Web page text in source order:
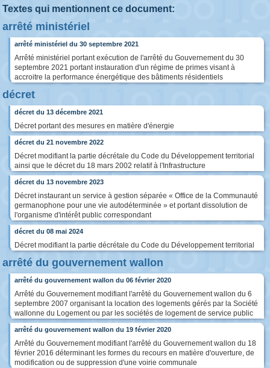
Textes qui mentionnent ce document:
arrêté ministériel
arrêté ministériel du 30 septembre 2021
Arrêté ministériel portant exécution de l'arrêté du Gouvernement du 30
septembre 2021 portant instauration d'un régime de primes visant à
accroitre la performance énergétique des bâtiments résidentiels
décret
décret du 13 décembre 2021
Décret portant des mesures en matière d'énergie
décret du 21 novembre 2022
Décret modifiant la partie décrétale du Code du Développement territorial
ainsi que le décret du 18 mars 2002 relatif à l'Infrastructure
décret du 13 novembre 2023
Décret instaurant un service à gestion séparée « Office de la Communauté
germanophone pour une vie autodéterminée » et portant dissolution de
l'organisme d'intérêt public correspondant
décret du 08 mai 2024
Décret modifiant la partie décrétale du Code du Développement territorial
arrêté du gouvernement wallon
arrêté du gouvernement wallon du 06 février 2020
Arrêté du Gouvernement modifiant l'arrêté du Gouvernement wallon du 6
septembre 2007 organisant la location des logements gérés par la Société
wallonne du Logement ou par les sociétés de logement de service public
arrêté du gouvernement wallon du 19 février 2020
Arrêté du Gouvernement modifiant l'arrêté du Gouvernement wallon du 18
février 2016 déterminant les formes du recours en matière d'ouverture, de
modification ou de suppression d'une voirie communale